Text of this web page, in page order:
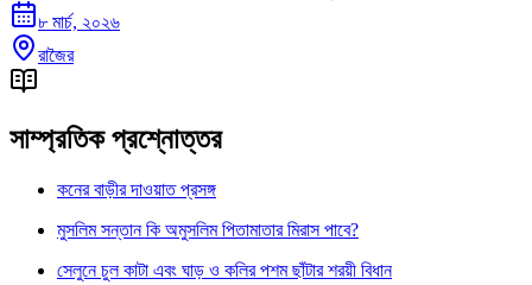
৮ মার্চ, ২০২৬
রাজৈর
সাম্প্রতিক প্রশ্নোত্তর
কনের বাড়ীর দাওয়াত প্রসঙ্গ
মুসলিম সন্তান কি অমুসলিম পিতামাতার মিরাস পাবে?
সেলুনে চুল কাটা এবং ঘাড় ও কলির পশম ছাঁটার শরয়ী বিধান